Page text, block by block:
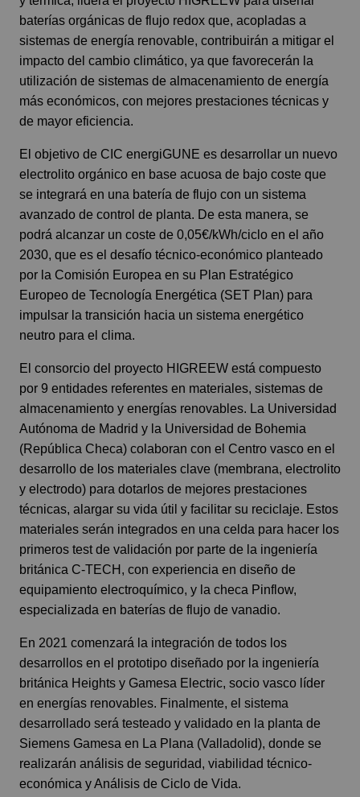
baterías orgánicas de flujo redox que, acopladas a
sistemas de energía renovable, contribuirán a mitigar el
impacto del cambio climático, ya que favorecerán la
utilización de sistemas de almacenamiento de energía
más económicos, con mejores prestaciones técnicas y
de mayor eficiencia.
El objetivo de CIC energiGUNE es desarrollar un nuevo
electrolito orgánico en base acuosa de bajo coste que
se integrará en una batería de flujo con un sistema
avanzado de control de planta. De esta manera, se
podrá alcanzar un coste de 0,05€/kWh/ciclo en el año
2030, que es el desafío técnico-económico planteado
por la Comisión Europea en su Plan Estratégico
Europeo de Tecnología Energética (SET Plan) para
impulsar la transición hacia un sistema energético
neutro para el clima.
El consorcio del proyecto HIGREEW está compuesto
por 9 entidades referentes en materiales, sistemas de
almacenamiento y energías renovables. La Universidad
Autónoma de Madrid y la Universidad de Bohemia
(República Checa) colaboran con el Centro vasco en el
desarrollo de los materiales clave (membrana, electrolito
y electrodo) para dotarlos de mejores prestaciones
técnicas, alargar su vida útil y facilitar su reciclaje. Estos
materiales serán integrados en una celda para hacer los
primeros test de validación por parte de la ingeniería
británica C-TECH, con experiencia en diseño de
equipamiento electroquímico, y la checa Pinflow,
especializada en baterías de flujo de vanadio.
En 2021 comenzará la integración de todos los
desarrollos en el prototipo diseñado por la ingeniería
británica Heights y Gamesa Electric, socio vasco líder
en energías renovables. Finalmente, el sistema
desarrollado será testeado y validado en la planta de
Siemens Gamesa en La Plana (Valladolid), donde se
realizarán análisis de seguridad, viabilidad técnico-
económica y Análisis de Ciclo de Vida.